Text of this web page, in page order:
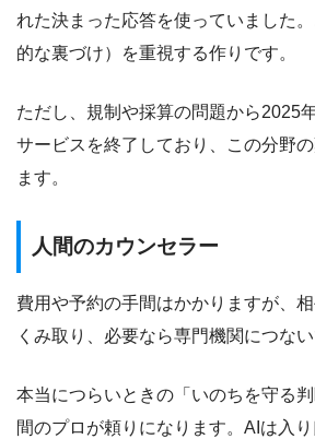
れた決まった応答を使っていました
的な裏づけ）を重視する作りです。
ただし、規制や採算の問題から2025
サービスを終了しており、この分野
ます。
人間のカウンセラー
費用や予約の手間はかかりますが、
くみ取り、必要なら専門機関につない
本当につらいときの「いのちを守る
間のプロが頼りになります。AIは入